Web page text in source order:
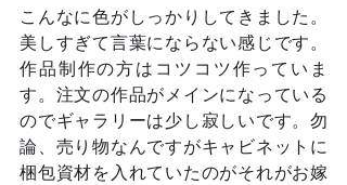
こんなに色がしっかりしてきました。
美しすぎて言葉にならない感じです。
作品制作の方はコツコツ作っていま
す。注文の作品がメインになっている
のでギャラリーは少し寂しいです。勿
論、売り物なんですがキャビネットに
梱包資材を入れていたのがそれがお嫁